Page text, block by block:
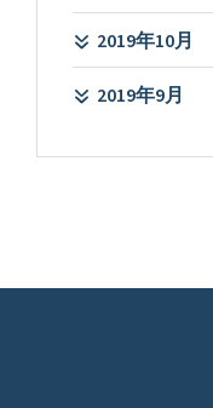
2019年10月
2019年9月